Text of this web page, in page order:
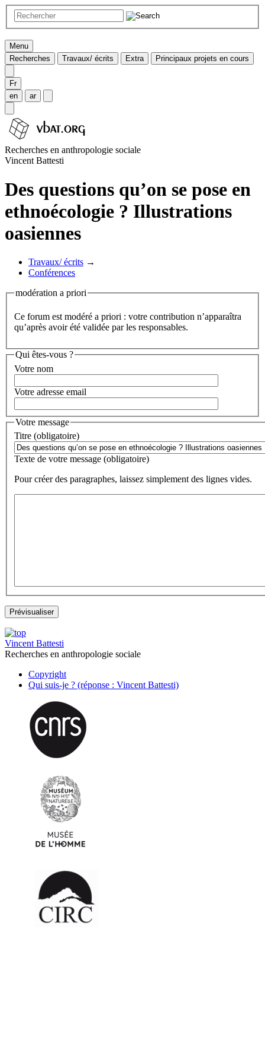
Menu
Recherches
Travaux/ écrits Extra Principaux projets en cours
Fr
en
ar
Recherches en anthropologie sociale
Vincent Battesti
Des questions qu’on se pose en
ethnoécologie ? Illustrations
oasiennes
Travaux/ écrits →
Conférences
modération a priori
Ce forum est modéré a priori : votre contribution n’apparaîtra
qu’après avoir été validée par les responsables.
Qui êtes-vous ?
Votre nom
Votre adresse email
Votre message
Titre (obligatoire)
Texte de votre message (obligatoire)
Pour créer des paragraphes, laissez simplement des lignes vides.
Vincent Battesti
Recherches en anthropologie sociale
Copyright
Qui suis-je ? (réponse : Vincent Battesti)